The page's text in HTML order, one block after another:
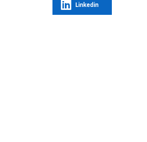
Linkedin